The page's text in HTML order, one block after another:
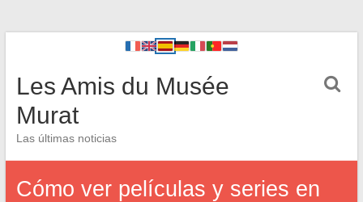
Les Amis du Musée
Murat
Las últimas noticias
Cómo ver películas y series en